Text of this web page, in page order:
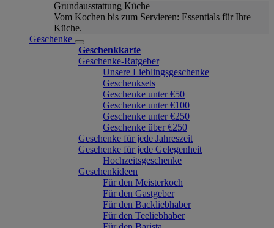
Grundausstattung Küche
Vom Kochen bis zum Servieren: Essentials für Ihre
Küche.
Geschenke
Geschenkkarte
Geschenke-Ratgeber
Unsere Lieblingsgeschenke
Geschenksets
Geschenke unter €50
Geschenke unter €100
Geschenke unter €250
Geschenke über €250
Geschenke für jede Jahreszeit
Geschenke für jede Gelegenheit
Hochzeitsgeschenke
Geschenkideen
Für den Meisterkoch
Für den Gastgeber
Für den Backliebhaber
Für den Teeliebhaber